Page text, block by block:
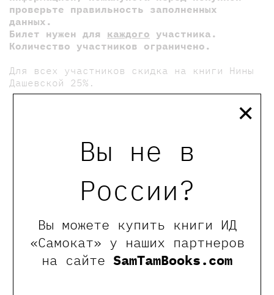
Вы не в
России?
Вы можете купить книги ИД
«Самокат» у наших партнеров
на сайте SamTamBooks.com
×
проверьте правильность заполненных
данных.
Билет нужен для каждого участника.
Количество участников ограничено.
Для всех участников скидка на книги Нины
Дашевской 25%.
мы в телеграмме
Отзывы
0
Обращаем Ваше внимание, что отзывы могут
оставлять только зарегистрированные пользователи
сайта